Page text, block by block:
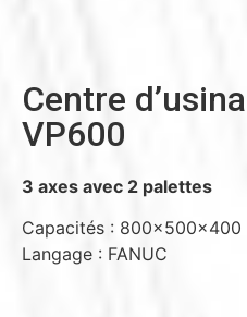
Centre
VP600
3 axes avec 2 palettes
Capacités : 800x500x400
Langage : FANUC